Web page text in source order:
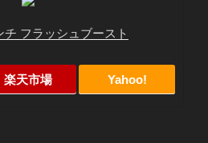
フラッシュブースト
楽天市場 Yahoo!